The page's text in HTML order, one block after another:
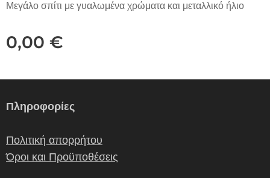
Μεγάλο σπίτι με γυαλωμένα χρώματα και μεταλλικό ήλιο
0,00 €
Πληροφορίες
Πολιτική απορρήτου
Όροι και Προϋποθέσεις